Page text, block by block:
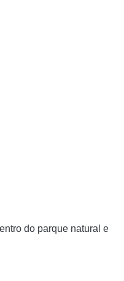
do parque natural e